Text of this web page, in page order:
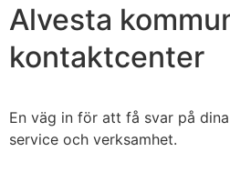
Alvesta
kontaktcenter
En väg in för att få svar på
service och verksamhet.